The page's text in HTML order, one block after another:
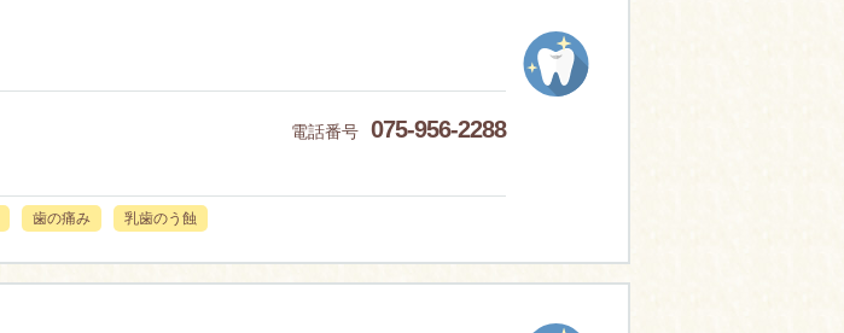
電話番号 075-956-2288
歯の痛み 乳歯のう蝕